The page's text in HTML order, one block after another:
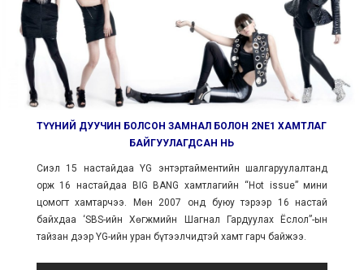
ТҮҮНИЙ ДУУЧИН БОЛСОН ЗАМНАЛ БОЛОН 2NE1 ХАМТЛАГ
БАЙГУУЛАГДСАН НЬ
Сиэл 15 настайдаа YG энтэртайментийн шалгаруулалтанд
орж 16 настайдаа BIG BANG хамтлагийн “Hot issue” мини
цомогт хамтарчээ. Мөн 2007 онд буюу тэрээр 16 настай
байхдаа ‘SBS-ийн Хөгжмийн Шагнал Гардуулах Ёслол”-ын
тайзан дээр YG-ийн уран бүтээлчидтэй хамт гарч байжээ.